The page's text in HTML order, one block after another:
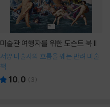
미술관 여행자를 위한 도슨트 북 II
서양 미술사의 흐름을 꿰는 반려 미술
책
10.0 ( 3)